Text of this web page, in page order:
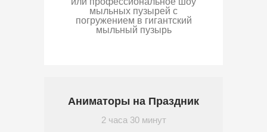
мыльных пузырей с
погружением в гигантский
мыльный пузырь
Аниматоры на Праздник
2 часа 30 минут